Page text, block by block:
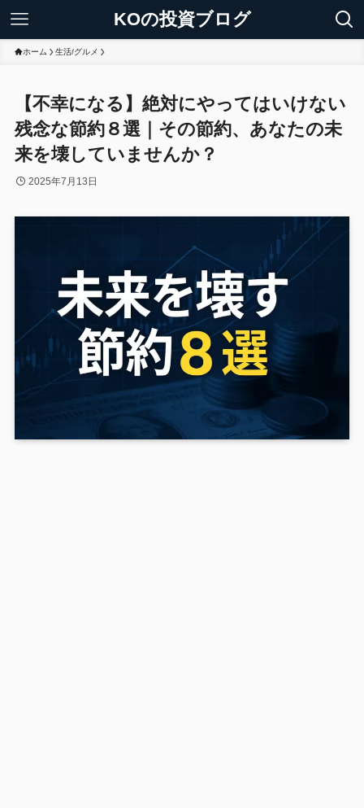
KOの投資ブログ
ホーム 生活/グルメ
【不幸になる】絶対にやってはいけない
残念な節約８選｜その節約、あなたの未
来を壊していませんか？
2025年7月13日